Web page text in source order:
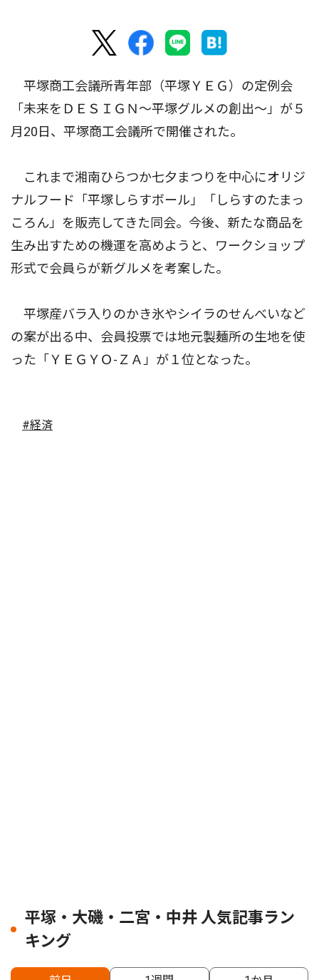
平塚商工会議所青年部（平塚ＹＥＧ）の定例会
「未来をＤＥＳＩＧＮ〜平塚グルメの創出〜」が５
月20日、平塚商工会議所で開催された。
これまで湘南ひらつか七夕まつりを中心にオリジ
ナルフード「平塚しらすボール」「しらすのたまっ
ころん」を販売してきた同会。今後、新たな商品を
生み出すための機運を高めようと、ワークショップ
形式で会員らが新グルメを考案した。
平塚産バラ入りのかき氷やシイラのせんべいなど
の案が出る中、会員投票では地元製麺所の生地を使
った「ＹＥＧＹＯ-ＺＡ」が１位となった。
#経済
平塚・大磯・二宮・中井 人気記事ラン
キング